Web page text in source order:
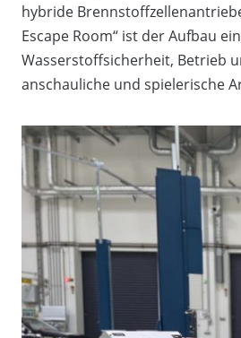
hybride
Escape Room“ ist der Aufbau
Wasserstoffsicherheit, Betrieb
anschauliche und spielerische